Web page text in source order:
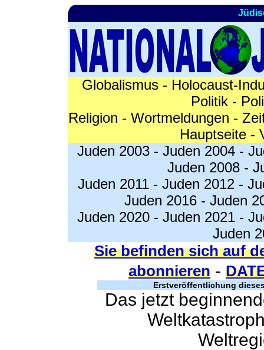
Globalismus- Holocaust-
Politik -
Religion - Wortmeldungen -
Hauptseite-
Juden 2003 - Juden 2004 -
Juden 2008-
Juden 2011 - Juden 2012 -
Juden 2016 - Juden
Juden 2020 - Juden 2021 -
Juden
Sie befinden sich auf
abonnieren -
Erstveröffentlichung
Das jetzt